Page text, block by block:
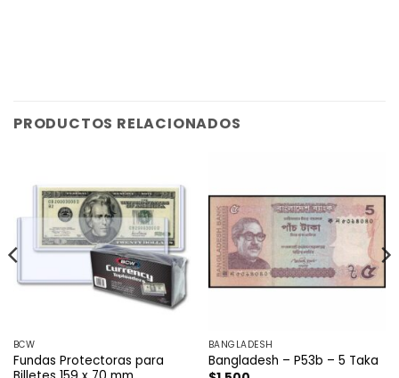
PRODUCTOS RELACIONADOS
BCW
Fundas Protectoras para
BANGLADESH
Bangladesh – P53b – 5 Taka